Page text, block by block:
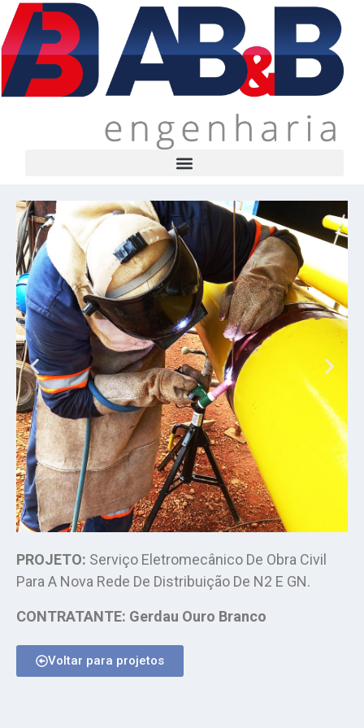
PROJETO: Serviço Eletromecânico De Obra Civil
Para A Nova Rede De Distribuição De N2 E GN.
CONTRATANTE: Gerdau Ouro Branco
Voltar para projetos